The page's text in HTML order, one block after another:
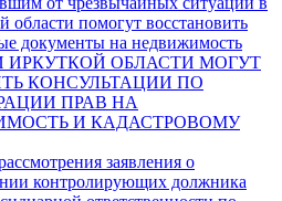
области помогут восстановить
документы на недвижимость
ИРКУТКОЙ ОБЛАСТИ МОГУТ
КОНСУЛЬТАЦИИ ПО
ПРАВ НА
И КАДАСТРОВОМУ
заявления о
контролирующих должника